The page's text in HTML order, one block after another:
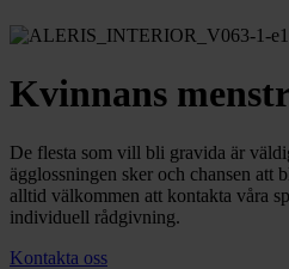
Kvinnans
De flesta som vill bli gravida är
ägglossningen sker och chansen att
alltid välkommen att kontakta våra
individuell rådgivning.
Kontakta oss